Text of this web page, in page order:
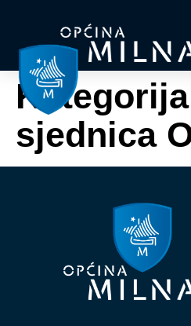
sjednica